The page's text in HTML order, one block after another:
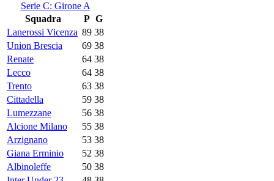
Serie C: Girone A
Squadra
P G
Lanerossi Vicenza 89 38
Union Brescia
69 38
Renate
64 38
Lecco
64 38
Trento
63 38
Cittadella
59 38
Lumezzane
56 38
Alcione Milano
55 38
Arzignano
53 38
Giana Erminio
52 38
Albinoleffe
50 38